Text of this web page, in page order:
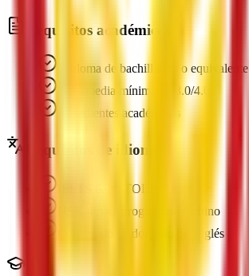
Requisitos académicos
Diploma de bachillerato o equivalente
Nota media mínima de 3.0/4.0
Expedientes académicos
Requisitos de idioma
IELTS 6.0 o TOEFL 80+
HSK 4 para programas en chino
Certificado de dominio del inglés